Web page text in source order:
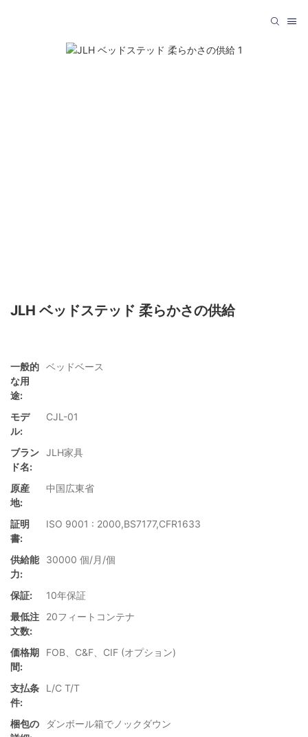
JLH ベッドステッド 柔らかさの供給
一般的
な用
途:
ベッドベース
モデ
ル:
CJL-01
ブラン
ド名:
JLH家具
原産
地:
中国広東省
証明
書:
ISO 9001 : 2000,BS7177,CFR1633
供給能
力:
30000 個/月/個
保証:
10年保証
最低注
文数:
20フィートコンテナ
価格期
間:
FOB、C&F、CIF (オプション)
支払条
件:
L/C T/T
梱包の
ダンボール箱でノックダウン